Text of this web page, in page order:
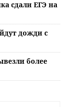
сдали ЕГЭ на
дожди с
более